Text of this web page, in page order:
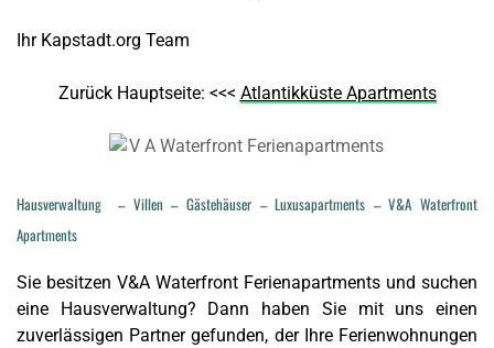
Ihr Kapstadt.org Team
Zurück Hauptseite: <<< Atlantikküste Apartments
Hausverwaltung – Villen – Gästehäuser – Luxusapartments – V&A Waterfront
Apartments
Sie besitzen V&A Waterfront Ferienapartments und suchen
eine Hausverwaltung? Dann haben Sie mit uns einen
zuverlässigen Partner gefunden, der Ihre Ferienwohnungen